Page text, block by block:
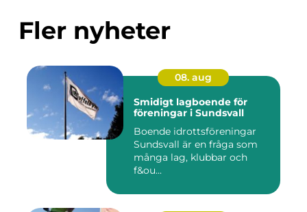
Fler nyheter
08. aug
Smidigt lagboende för
föreningar i Sundsvall
Boende idrottsföreningar
Sundsvall är en fråga som
många lag, klubbar och
f&ou...